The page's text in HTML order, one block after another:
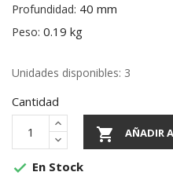
Profundidad: 40 mm
Peso: 0.19 kg
Unidades disponibles: 3
Cantidad
 AÑADIR
 En Stock